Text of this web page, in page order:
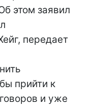
этом заявил
передает
прийти к
и уже